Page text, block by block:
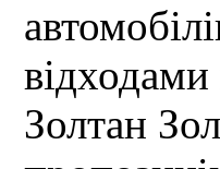
Золтан